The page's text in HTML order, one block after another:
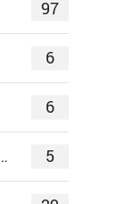
97
6
6
пакеты 5